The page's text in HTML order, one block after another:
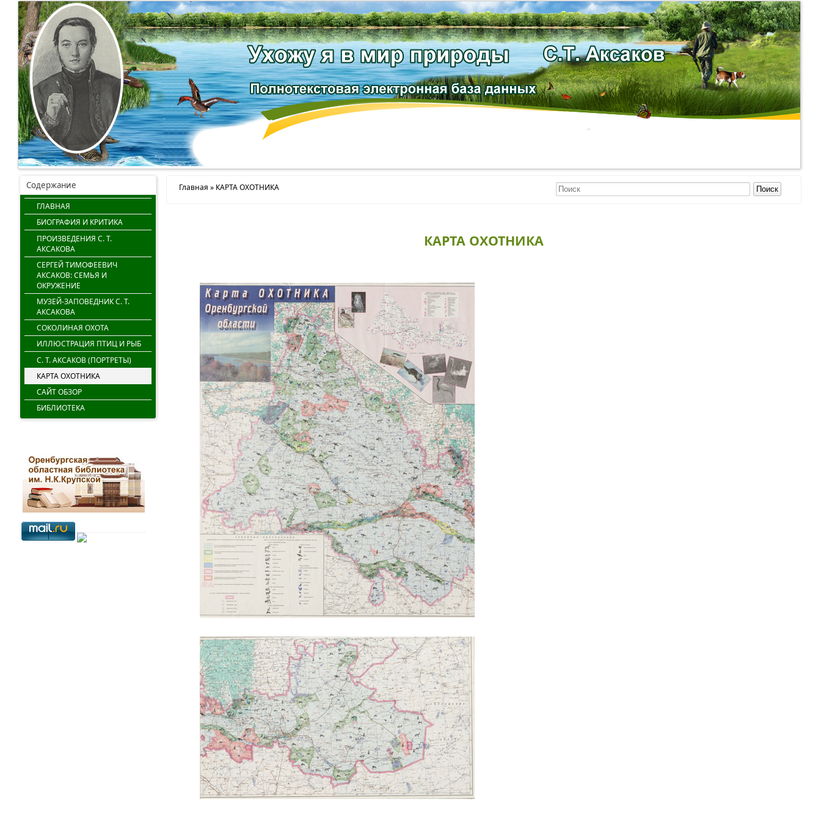
Главная » КАРТА ОХОТНИКА
КАРТА ОХОТНИКА
Содержание
ГЛАВНАЯ
БИОГРАФИЯ И КРИТИКА
ПРОИЗВЕДЕНИЯ С. Т.
АКСАКОВА
СЕРГЕЙ ТИМОФЕЕВИЧ
АКСАКОВ: СЕМЬЯ И
ОКРУЖЕНИЕ
МУЗЕЙ-ЗАПОВЕДНИК С. Т.
АКСАКОВА
СОКОЛИНАЯ ОХОТА
ИЛЛЮСТРАЦИЯ ПТИЦ И РЫБ
С. Т. АКСАКОВ (ПОРТРЕТЫ)
КАРТА ОХОТНИКА
САЙТ ОБЗОР
БИБЛИОТЕКА